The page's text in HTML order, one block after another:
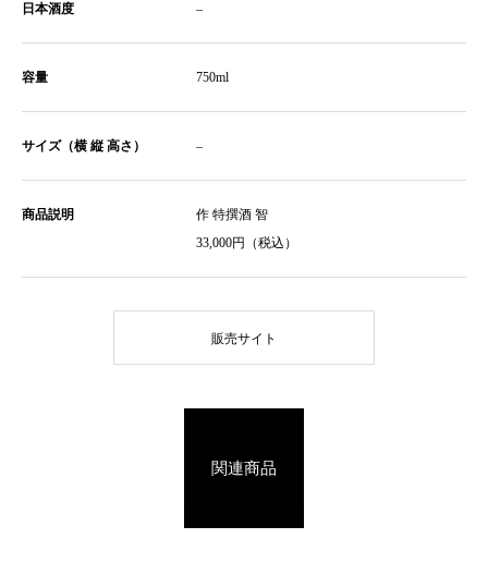
日本酒度 –
容量 750ml
サイズ（横 縦 高さ） –
商品説明
作 特撰酒 智
33,000円（税込）
販売サイト
関連商品